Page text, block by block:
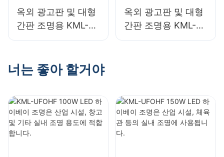
옥외 광고판 및 대형
간판 조명용 KML-
FL20 50W LED 투광
옥외 광고판 및 대형
간판 조명용 KML-
FLD 30W LED 투광
너는 좋아 할거야